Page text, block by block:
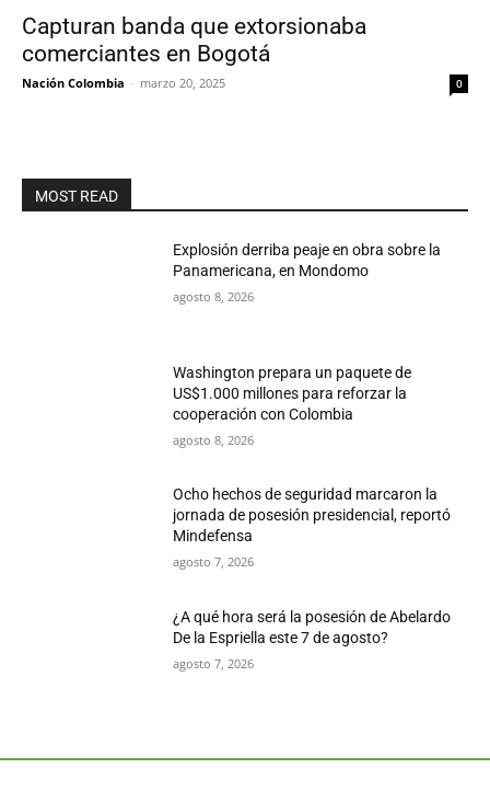
Capturan banda que extorsionaba
comerciantes en Bogotá
Nación Colombia - marzo 20, 2025 0
MOST READ
Explosión derriba peaje en obra sobre la
Panamericana, en Mondomo
agosto 8, 2026
Washington prepara un paquete de
US$1.000 millones para reforzar la
cooperación con Colombia
agosto 8, 2026
Ocho hechos de seguridad marcaron la
jornada de posesión presidencial, reportó
Mindefensa
agosto 7, 2026
¿A qué hora será la posesión de Abelardo
De la Espriella este 7 de agosto?
agosto 7, 2026